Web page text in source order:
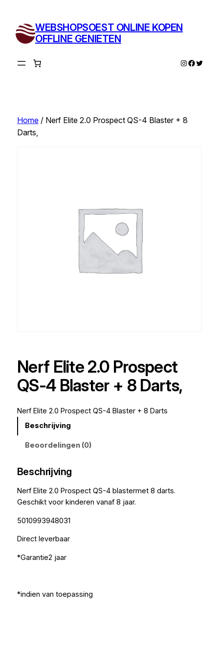
inhoud
WEBSHOPSOEST ONLINE KOPEN
OFFLINE GENIETEN
Instagram
Twitter
Home/ Nerf Elite 2.0 Prospect QS-4 Blaster + 8
Darts,
Nerf Elite 2.0 Prospect
QS-4 Blaster + 8 Darts,
Nerf Elite 2.0 Prospect QS-4 Blaster + 8 Darts
Beschrijving
Beoordelingen (0)
Beschrijving
Nerf Elite 2.0 Prospect QS-4 blastermet 8 darts.
Geschikt voor kinderen vanaf 8 jaar.
5010993948031
Direct leverbaar
*Garantie2 jaar
*indien van toepassing